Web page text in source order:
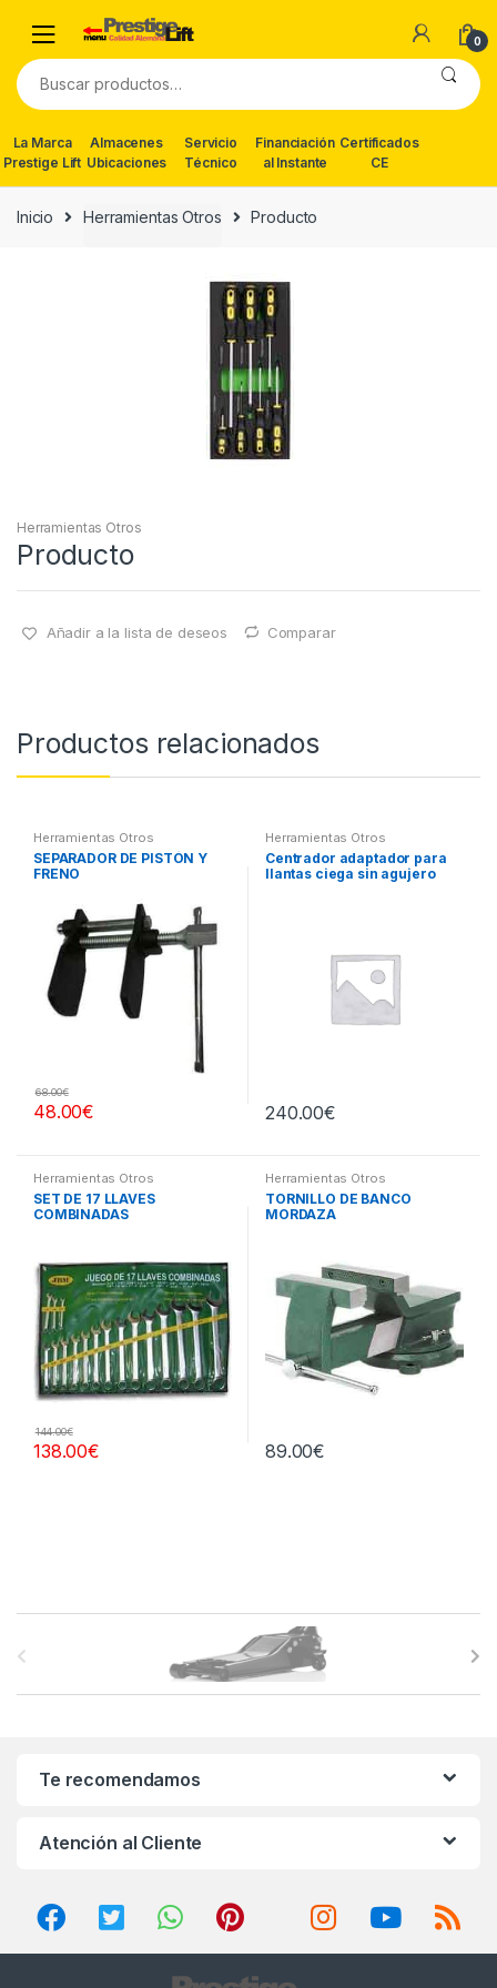
navigation
content
0
Buscar
por:
La Marca
Prestige Lift
Almacenes
Ubicaciones
Servicio
Técnico
Financiación
al Instante
Certificados
CE
Inicio Herramientas Otros Producto
Herramientas Otros
Producto
Añadir a la lista de deseos Comparar
Productos relacionados
Herramientas Otros
SEPARADOR DE PISTÓN Y
FRENO
48.00€
68.00€
Herramientas Otros
Centrador adaptador para
llantas ciega sin agujero
240.00€
Herramientas Otros
SET DE 17 LLAVES
COMBINADAS
138.00€
144.00€
Herramientas Otros
TORNILLO DE BANCO
MORDAZA
89.00€
Te recomendamos
Atención al Cliente